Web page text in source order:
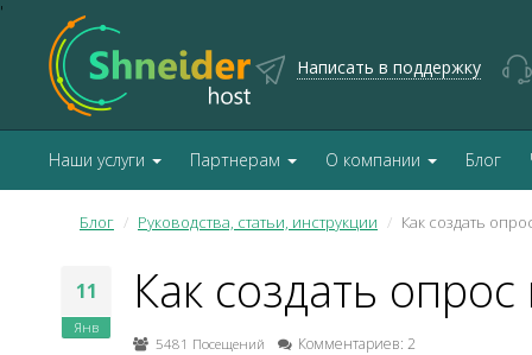
'
Написать в поддержку
Наши услуги Партнерам О компании Блог
Блог Руководства, статьи, инструкции Как создать
11
Янв
Как создать
5481 Посещений Комментариев: 2